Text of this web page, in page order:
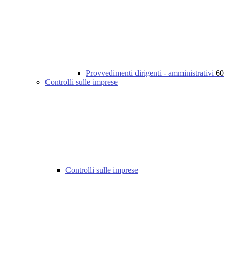
Provvedimenti dirigenti - amministrativi 60
Controlli sulle imprese
Controlli sulle imprese